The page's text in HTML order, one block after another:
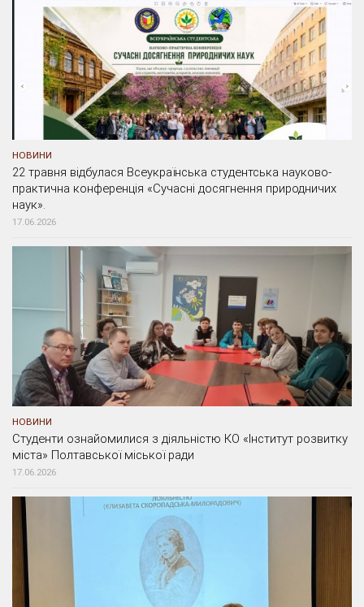
НОВИНИ
22 травня відбулася Всеукраїнська студентська науково-
практична конференція «Сучасні досягнення природничих
наук».
17.06.2026
НОВИНИ
Студенти ознайомилися з діяльністю КО «Інститут розвитку
міста» Полтавської міської ради
17.06.2026